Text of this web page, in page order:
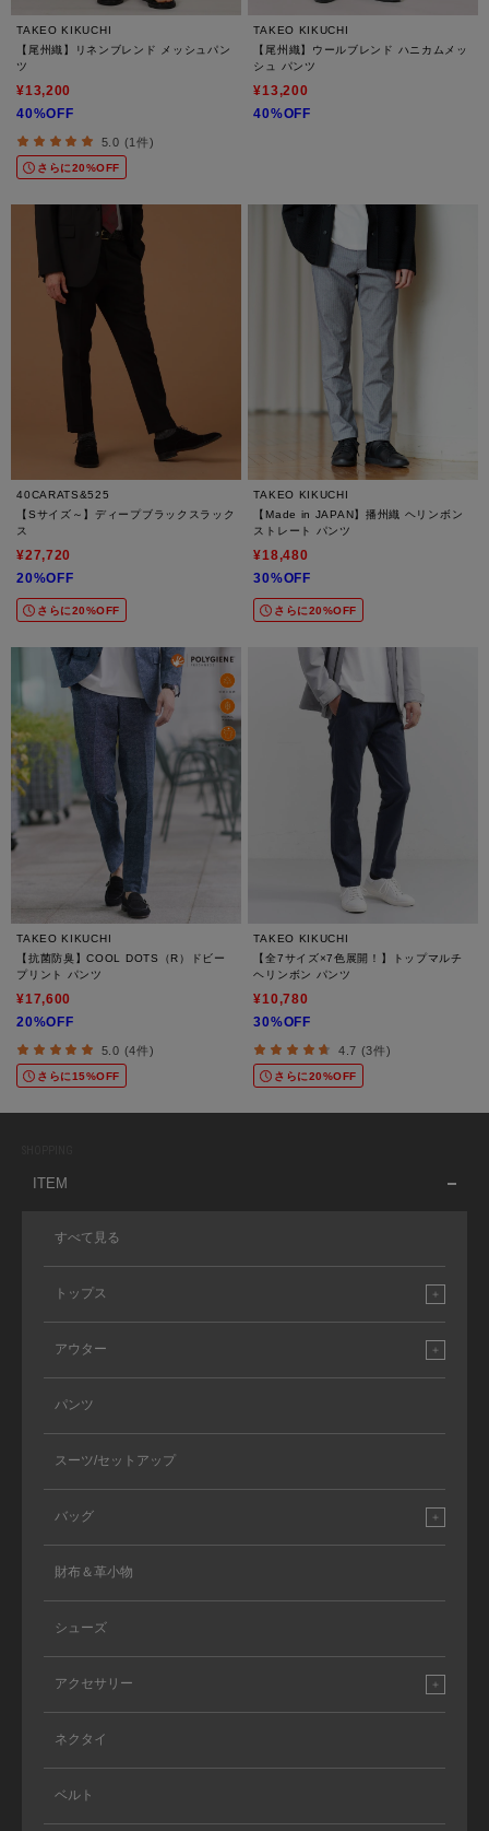
TAKEO KIKUCHI
【尾州織】リネンブレンド メッシュパン
ツ
¥13,200
40%OFF
5.0 (1件)
さらに20%OFF
TAKEO KIKUCHI
【尾州織】ウールブレンド ハニカムメッ
シュ パンツ
¥13,200
40%OFF
40CARATS&525
【Sサイズ～】ディープブラックスラック
ス
¥27,720
20%OFF
さらに20%OFF
TAKEO KIKUCHI
【Made in JAPAN】播州織 ヘリンボン
ストレート パンツ
¥18,480
30%OFF
さらに20%OFF
TAKEO KIKUCHI
【抗菌防臭】COOL DOTS（R）ドビー
プリント パンツ
¥17,600
20%OFF
5.0 (4件)
さらに15%OFF
TAKEO KIKUCHI
【全7サイズ×7色展開！】トップマルチ
ヘリンボン パンツ
¥10,780
30%OFF
4.7 (3件)
さらに20%OFF
ITEM
すべて見る
トップス
アウター
パンツ
スーツ/セットアップ
バッグ
財布＆革小物
シューズ
アクセサリー
ネクタイ
ベルト